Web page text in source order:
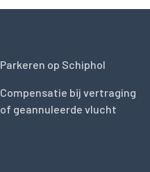
Parkeren op Schiphol
Compensatie bij vertraging
of geannuleerde vlucht